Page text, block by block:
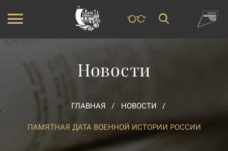
Новости
ГЛАВНАЯ НОВОСТИ
ПАМЯТНАЯ ДАТА ВОЕННОЙ ИСТОРИИ РОССИИ